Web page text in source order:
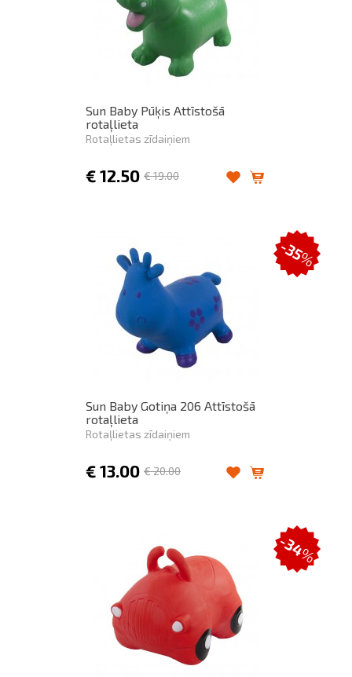
Sun Baby Pūķis Attīstošā
rotaļlieta
Rotaļlietas zīdaiņiem
€ 12.50 €19.00
Sun Baby Gotiņa 206 Attīstošā
rotaļlieta
Rotaļlietas zīdaiņiem
€ 13.00 €20.00
-35%
-34%